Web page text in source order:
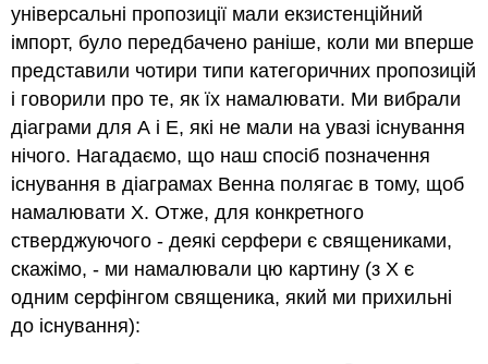
універсальні пропозиції мали екзистенційний
імпорт, було передбачено раніше, коли ми вперше
представили чотири типи категоричних пропозицій
і говорили про те, як їх намалювати. Ми вибрали
діаграми для А і Е, які не мали на увазі існування
нічого. Нагадаємо, що наш спосіб позначення
існування в діаграмах Венна полягає в тому, щоб
намалювати X. Отже, для конкретного
стверджуючого - деякі серфери є священиками,
скажімо, - ми намалювали цю картину (з X є
одним серфінгом священика, який ми прихильні
до існування):